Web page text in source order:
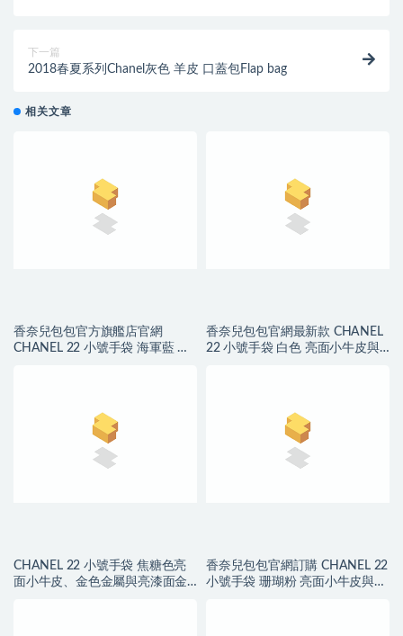
下一篇
2018春夏系列Chanel灰色 羊皮 口蓋包Flap bag
相关文章
香奈兒包包官方旗艦店官網
CHANEL 22 小號手袋 海軍藍 小
香奈兒包包官網最新款 CHANEL
22 小號手袋 白色 亮面小牛皮與
CHANEL 22 小號手袋 焦糖色亮
面小牛皮、金色金屬與亮漆面金
香奈兒包包官網訂購 CHANEL 22
小號手袋 珊瑚粉 亮面小牛皮與金